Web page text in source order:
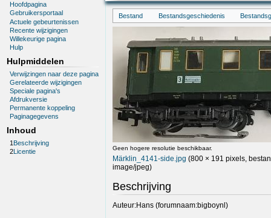
Hoofdpagina
Gebruikersportaal
Actuele gebeurtenissen
Recente wijzigingen
Willekeurige pagina
Hulp
Hulpmiddelen
Verwijzingen naar deze pagina
Gerelateerde wijzigingen
Speciale pagina's
Afdrukversie
Permanente koppeling
Paginagegevens
Inhoud
1 Beschrijving
2Licentie
Bestand Bestandsgeschiedenis
Geen hogere resolutie beschikbaar.
Märklin_4141-side.jpg (800 × 191 pixels,
image/jpeg)
Beschrijving
Auteur:Hans (forumnaam:bigboynl)